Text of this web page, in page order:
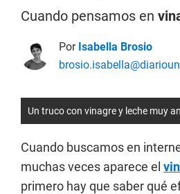
Cuando pensamos en
Por Isabella Brosio
Un truco con vinagre y leche muy
Cuando buscamos en
muchas veces aparece el
primero hay que saber qué